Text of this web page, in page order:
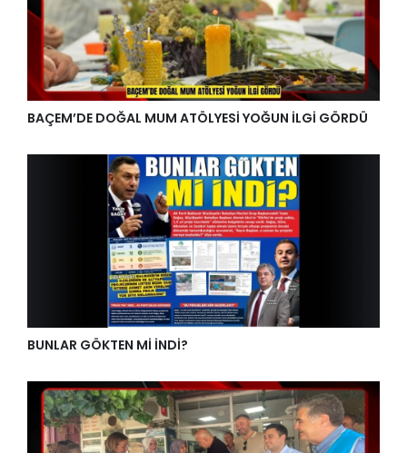
BAÇEM’DE DOĞAL MUM ATÖLYESİ YOĞUN İLGİ GÖRDÜ
BUNLAR GÖKTEN Mİ İNDİ?